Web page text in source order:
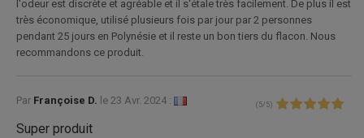
l'odeur est discrète et agréable et il s'étale très facilement. De plus il est
très économique, utilisé plusieurs fois par jour par 2 personnes
pendant 25 jours en Polynésie et il reste un bon tiers du flacon. Nous
recommandons ce produit.
Par Françoise D. le 23 Avr. 2024 : ( 5/ 5)
Super produit